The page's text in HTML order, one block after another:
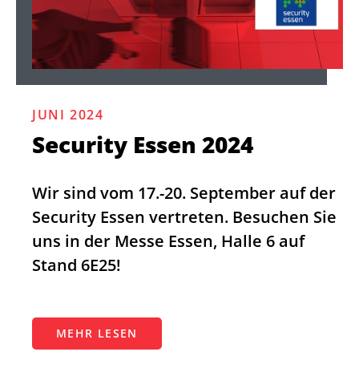
JUNI 2024
Security Essen 2024
Wir sind vom 17.-20. September auf der
Security Essen vertreten. Besuchen Sie
uns in der Messe Essen, Halle 6 auf
Stand 6E25!
MEHR LESEN